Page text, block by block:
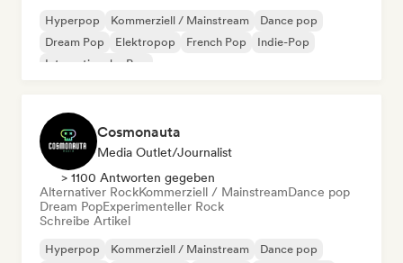
Hyperpop Kommerziell / Mainstream
Dance pop
Dream Pop
Elektropop French Pop
Indie-Pop
Internationaler Pop
Cosmonauta
Media Outlet/Journalist
> 1100 Antworten gegeben
Alternativer RockKommerziell / MainstreamDance pop
Dream PopExperimenteller Rock
Schreibe Artikel
Hyperpop Kommerziell / Mainstream
Dance pop